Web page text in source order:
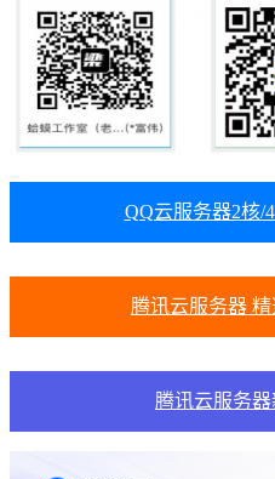
QQ云服务器2核/
腾讯云服务器
腾讯云服务